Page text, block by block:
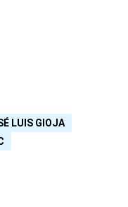
LUIS GIOJA